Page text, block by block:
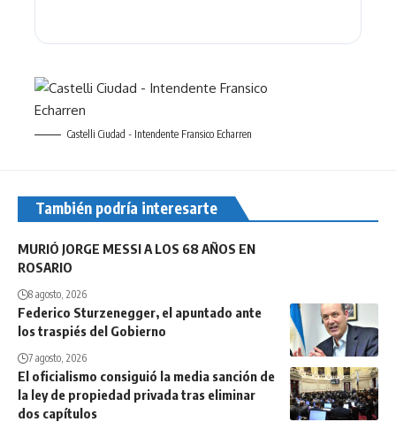
Castelli Ciudad - Intendente Fransico Echarren
También podría interesarte
MURIÓ JORGE MESSI A LOS 68 AÑOS EN
ROSARIO
8 agosto, 2026
Federico Sturzenegger, el apuntado ante
los traspiés del Gobierno
7 agosto, 2026
El oficialismo consiguió la media sanción de
la ley de propiedad privada tras eliminar
dos capítulos